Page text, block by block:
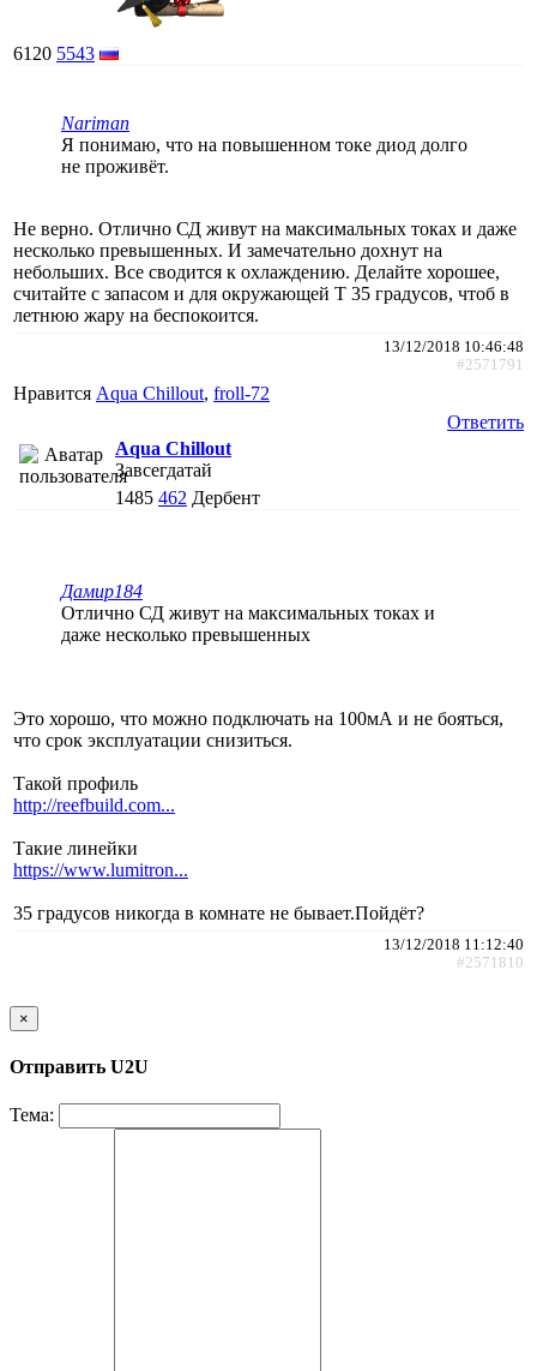
6120 5543
Nariman
Я понимаю, что на повышенном токе диод долго
не проживёт.
Не верно. Отлично СД живут на максимальных токах и даже
несколько превышенных. И замечательно дохнут на
небольших. Все сводится к охлаждению. Делайте хорошее,
считайте с запасом и для окружающей Т 35 градусов, чтоб в
летнюю жару на беспокоится.
13/12/2018 10:46:48
#2571791
Нравится Aqua Chillout, froll-72
Ответить
Aqua Chillout
Завсегдатай
1485 462 Дербент
Дамир184
Отлично СД живут на максимальных токах и
даже несколько превышенных
Это хорошо, что можно подключать на 100мА и не бояться,
что срок эксплуатации снизиться.
Такой профиль
http://reefbuild.com...
Такие линейки
https://www.lumitron...
35 градусов никогда в комнате не бывает.Пойдёт?
13/12/2018 11:12:40
#2571810
×
Отправить U2U
Тема: